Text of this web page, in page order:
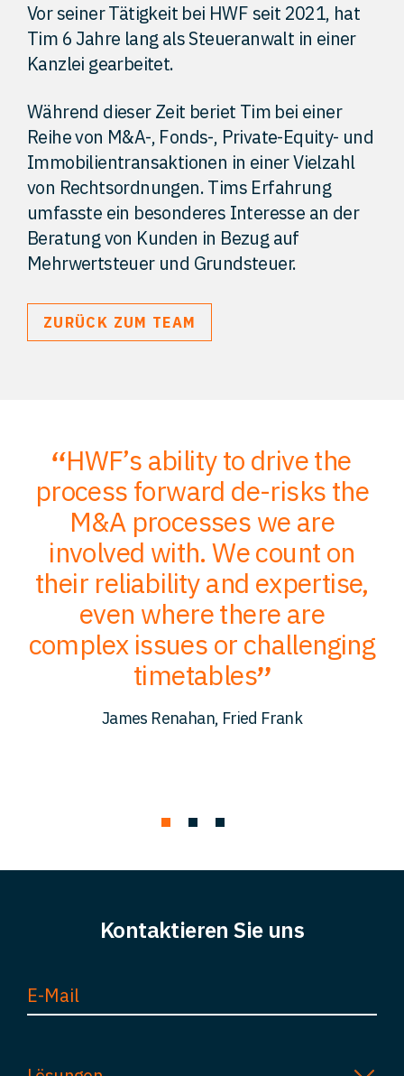
Vor seiner Tätigkeit bei HWF seit 2021, hat
Tim 6 Jahre lang als Steueranwalt in einer
Kanzlei gearbeitet.
Während dieser Zeit beriet Tim bei einer
Reihe von M&A-, Fonds-, Private-Equity- und
Immobilientransaktionen in einer Vielzahl
von Rechtsordnungen. Tims Erfahrung
umfasste ein besonderes Interesse an der
Beratung von Kunden in Bezug auf
Mehrwertsteuer und Grundsteuer.
ZURÜCK ZUM TEAM
HWF’s ability to drive the
process forward de-risks the
M&A processes we are
involved with. We count on
their reliability and expertise,
even where there are
complex issues or challenging
timetables
James Renahan, Fried Frank
Kontaktieren Sie uns